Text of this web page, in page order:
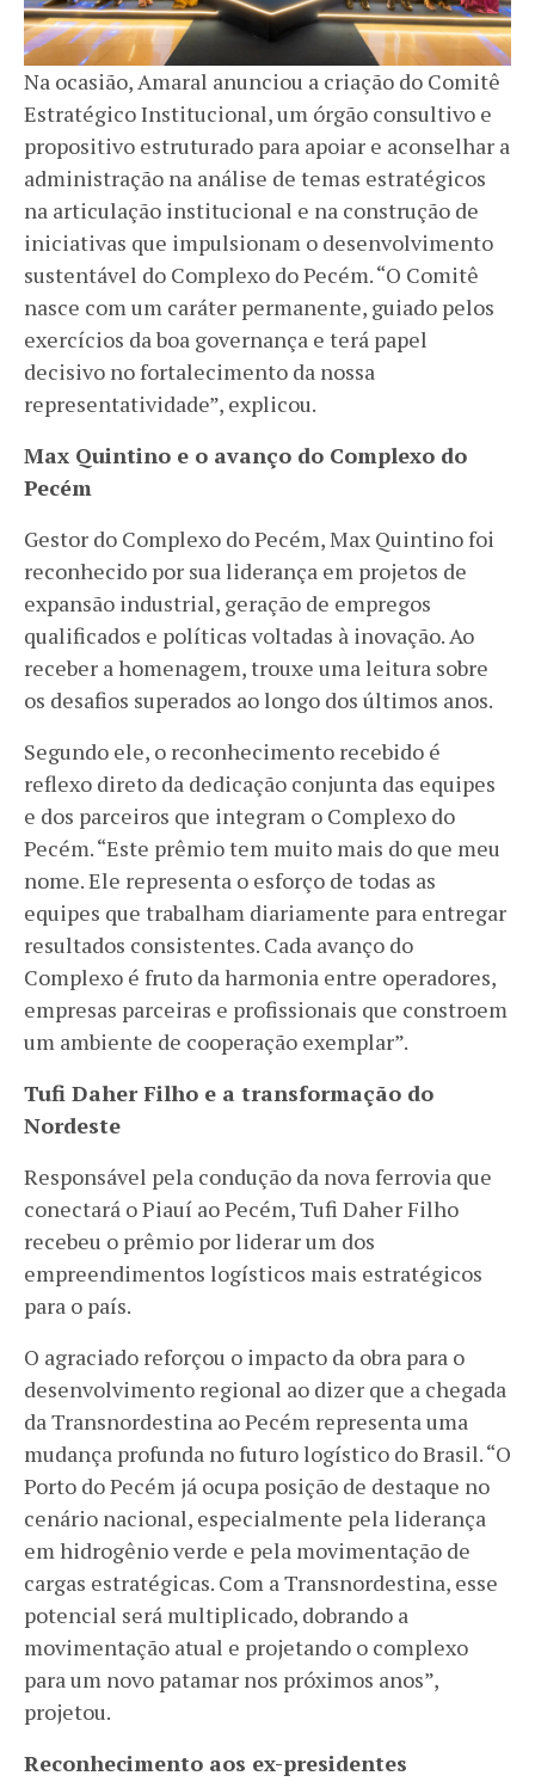
Na ocasião, Amaral anunciou a criação do Comitê
Estratégico Institucional, um órgão consultivo e
propositivo estruturado para apoiar e aconselhar a
administração na análise de temas estratégicos
na articulação institucional e na construção de
iniciativas que impulsionam o desenvolvimento
sustentável do Complexo do Pecém. “O Comitê
nasce com um caráter permanente, guiado pelos
exercícios da boa governança e terá papel
decisivo no fortalecimento da nossa
representatividade”, explicou.
Max Quintino e o avanço do Complexo do
Pecém
Gestor do Complexo do Pecém, Max Quintino foi
reconhecido por sua liderança em projetos de
expansão industrial, geração de empregos
qualificados e políticas voltadas à inovação. Ao
receber a homenagem, trouxe uma leitura sobre
os desafios superados ao longo dos últimos anos.
Segundo ele, o reconhecimento recebido é
reflexo direto da dedicação conjunta das equipes
e dos parceiros que integram o Complexo do
Pecém. “Este prêmio tem muito mais do que meu
nome. Ele representa o esforço de todas as
equipes que trabalham diariamente para entregar
resultados consistentes. Cada avanço do
Complexo é fruto da harmonia entre operadores,
empresas parceiras e profissionais que constroem
um ambiente de cooperação exemplar”.
Tufi Daher Filho e a transformação do
Nordeste
Responsável pela condução da nova ferrovia que
conectará o Piauí ao Pecém, Tufi Daher Filho
recebeu o prêmio por liderar um dos
empreendimentos logísticos mais estratégicos
para o país.
O agraciado reforçou o impacto da obra para o
desenvolvimento regional ao dizer que a chegada
da Transnordestina ao Pecém representa uma
mudança profunda no futuro logístico do Brasil. “O
Porto do Pecém já ocupa posição de destaque no
cenário nacional, especialmente pela liderança
em hidrogênio verde e pela movimentação de
cargas estratégicas. Com a Transnordestina, esse
potencial será multiplicado, dobrando a
movimentação atual e projetando o complexo
para um novo patamar nos próximos anos”,
projetou.
Reconhecimento aos ex-presidentes